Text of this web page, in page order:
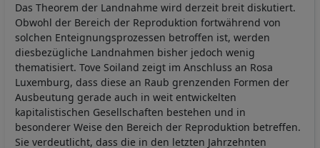
Das Theorem der Landnahme wird derzeit breit diskutiert.
Obwohl der Bereich der Reproduktion fortwährend von
solchen Enteignungsprozessen betroffen ist, werden
diesbezügliche Landnahmen bisher jedoch wenig
thematisiert. Tove Soiland zeigt im Anschluss an Rosa
Luxemburg, dass diese an Raub grenzenden Formen der
Ausbeutung gerade auch in weit entwickelten
kapitalistischen Gesellschaften bestehen und in
besonderer Weise den Bereich der Reproduktion betreffen.
Sie verdeutlicht, dass die in den letzten Jahrzehnten